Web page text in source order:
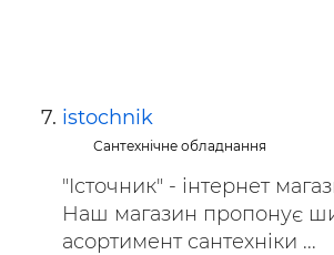
istochnik
Сантехнічне обладнання
"Істочник" - інтернет
Наш магазин пропонує
асортимент сантехніки ...